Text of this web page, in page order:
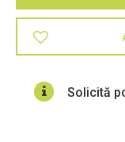
Solicită